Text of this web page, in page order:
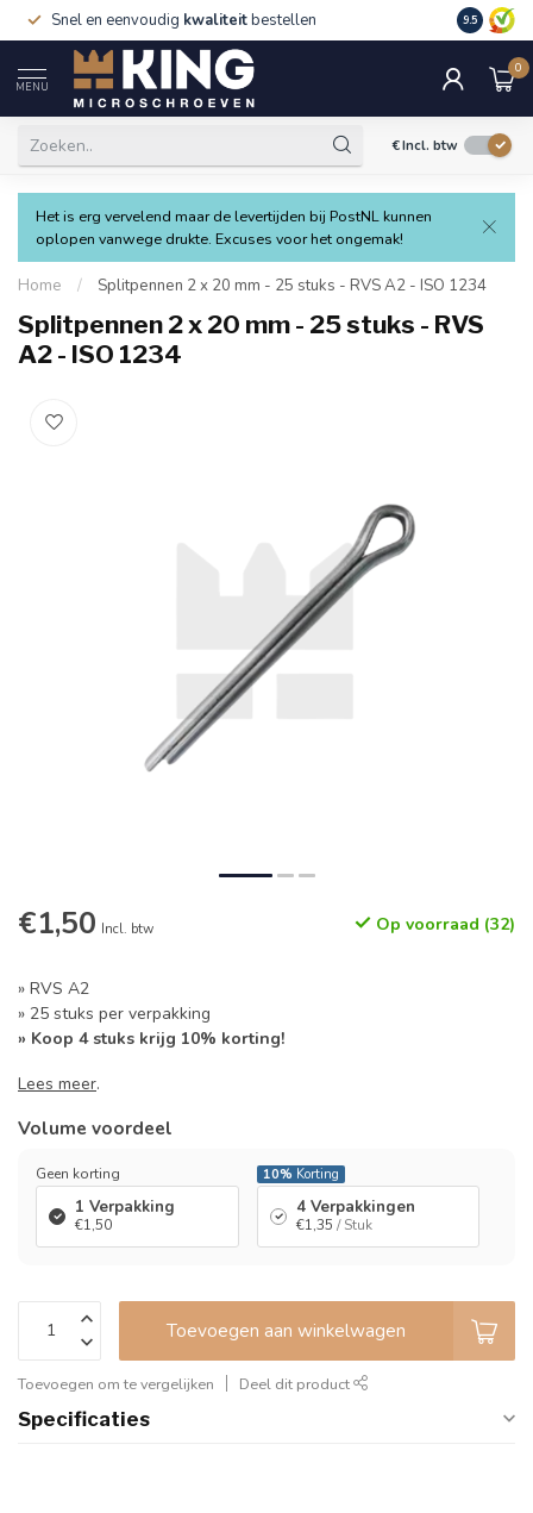
Snel en eenvoudig kwaliteitbestellen 9.5
MENU
0
€Incl. btw
Het is erg vervelend maar de levertijden bij PostNL kunnen
oplopen vanwege drukte. Excuses voor het ongemak!
Home / Splitpennen 2 x 20 mm - 25 stuks - RVS A2 - ISO 1234
Splitpennen 2 x 20 mm - 25 stuks - RVS
A2 - ISO 1234
€1,50 Incl. btw Op voorraad (32)
» RVS A2
» 25 stuks per verpakking
» Koop 4 stuks krijg 10% korting!
Lees meer.
Volume voordeel
Geen korting
1 Verpakking
€1,50
10% Korting
4 Verpakkingen
€1,35 / Stuk
Toevoegen aan winkelwagen
Toevoegen om te vergelijken Deel dit product
Specificaties